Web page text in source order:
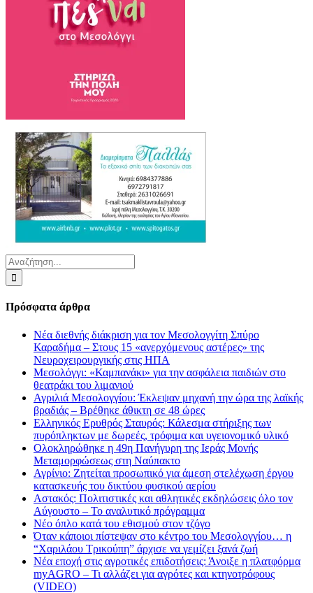
Αναζήτηση
για:
Πρόσφατα άρθρα
Νέα διεθνής διάκριση για τον Μεσολογγίτη Σπύρο
Καραδήμα – Στους 15 «ανερχόμενους αστέρες» της
Νευροχειρουργικής στις ΗΠΑ
Μεσολόγγι: «Καμπανάκι» για την ασφάλεια παιδιών στο
θεατράκι του λιμανιού
Αγριλιά Μεσολογγίου: Έκλεψαν μηχανή την ώρα της λαϊκής
βραδιάς – Βρέθηκε άθικτη σε 48 ώρες
Ελληνικός Ερυθρός Σταυρός: Κάλεσμα στήριξης των
πυρόπληκτων με δωρεές, τρόφιμα και υγειονομικό υλικό
Ολοκληρώθηκε η 49η Πανήγυρη της Ιεράς Μονής
Μεταμορφώσεως στη Ναύπακτο
Αγρίνιο: Ζητείται προσωπικό για άμεση στελέχωση έργου
κατασκευής του δικτύου φυσικού αερίου
Αστακός: Πολιτιστικές και αθλητικές εκδηλώσεις όλο τον
Αύγουστο – Το αναλυτικό πρόγραμμα
Νέο όπλο κατά του εθισμού στον τζόγο
Όταν κάποιοι πίστεψαν στο κέντρο του Μεσολογγίου… η
“Χαριλάου Τρικούπη” άρχισε να γεμίζει ξανά ζωή
Νέα εποχή στις αγροτικές επιδοτήσεις: Άνοιξε η πλατφόρμα
myAGRO – Τι αλλάζει για αγρότες και κτηνοτρόφους
(VIDEO)